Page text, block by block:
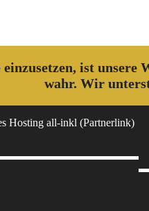
ist
wahr. Wir
Hosting all-inkl (Partnerlink)